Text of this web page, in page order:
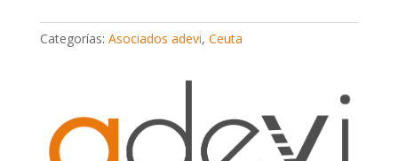
Categorías: Asociados adevi, Ceuta